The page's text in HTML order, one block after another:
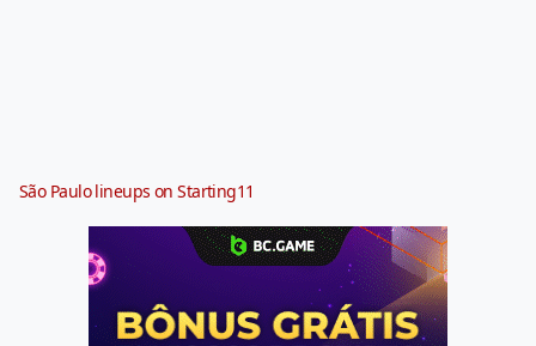
São Paulo lineups on Starting11